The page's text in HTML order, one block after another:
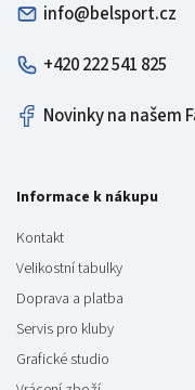
info@belsport.cz
+420 222 541 825
Novinky na našem
Informace k nákupu
Kontakt
Velikostní tabulky
Doprava a platba
Servis pro kluby
Grafické studio